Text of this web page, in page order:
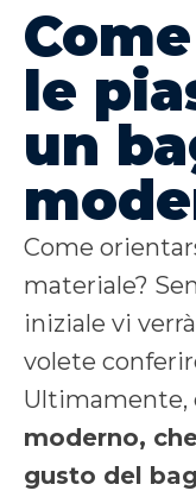
le
un
Come
materiale?
iniziale vi
volete
Ultimamente,
moderno,
gusto del